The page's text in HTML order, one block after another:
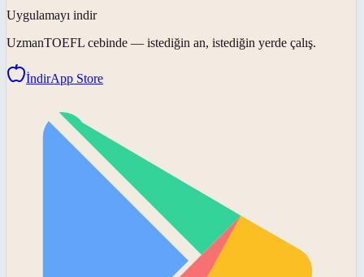
Uygulamayı indir
UzmanTOEFL cebinde — istediğin an, istediğin yerde çalış.
İndirApp Store